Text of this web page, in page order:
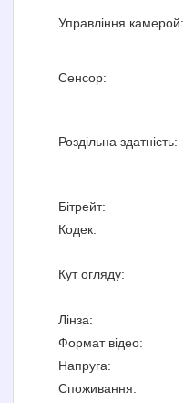
Управління камерой:
Сенсор:
Роздільна здатність:
Бітрейт:
Кодек:
Кут огляду:
Лінза:
Формат відео:
Напруга:
Споживання: